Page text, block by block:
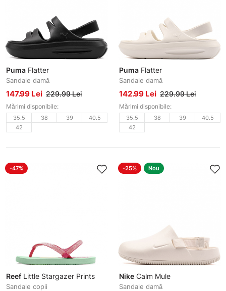
Puma Flatter
Sandale damă
147.99 Lei 229.99 Lei
Mărimi disponibile:
35.5 38 39
40.5
42
Puma Flatter
Sandale damă
142.99 Lei 229.99 Lei
Mărimi disponibile:
35.5 38 39
40.5
42
-47%
Reef Little Stargazer Prints
Sandale copii
-25% Nou
Nike Calm Mule
Sandale damă